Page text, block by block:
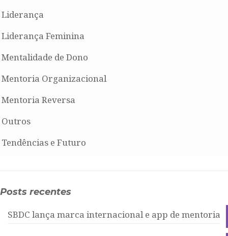
Liderança
Liderança Feminina
Mentalidade de Dono
Mentoria Organizacional
Mentoria Reversa
Outros
Tendências e Futuro
Posts recentes
SBDC lança marca internacional e app de mentoria